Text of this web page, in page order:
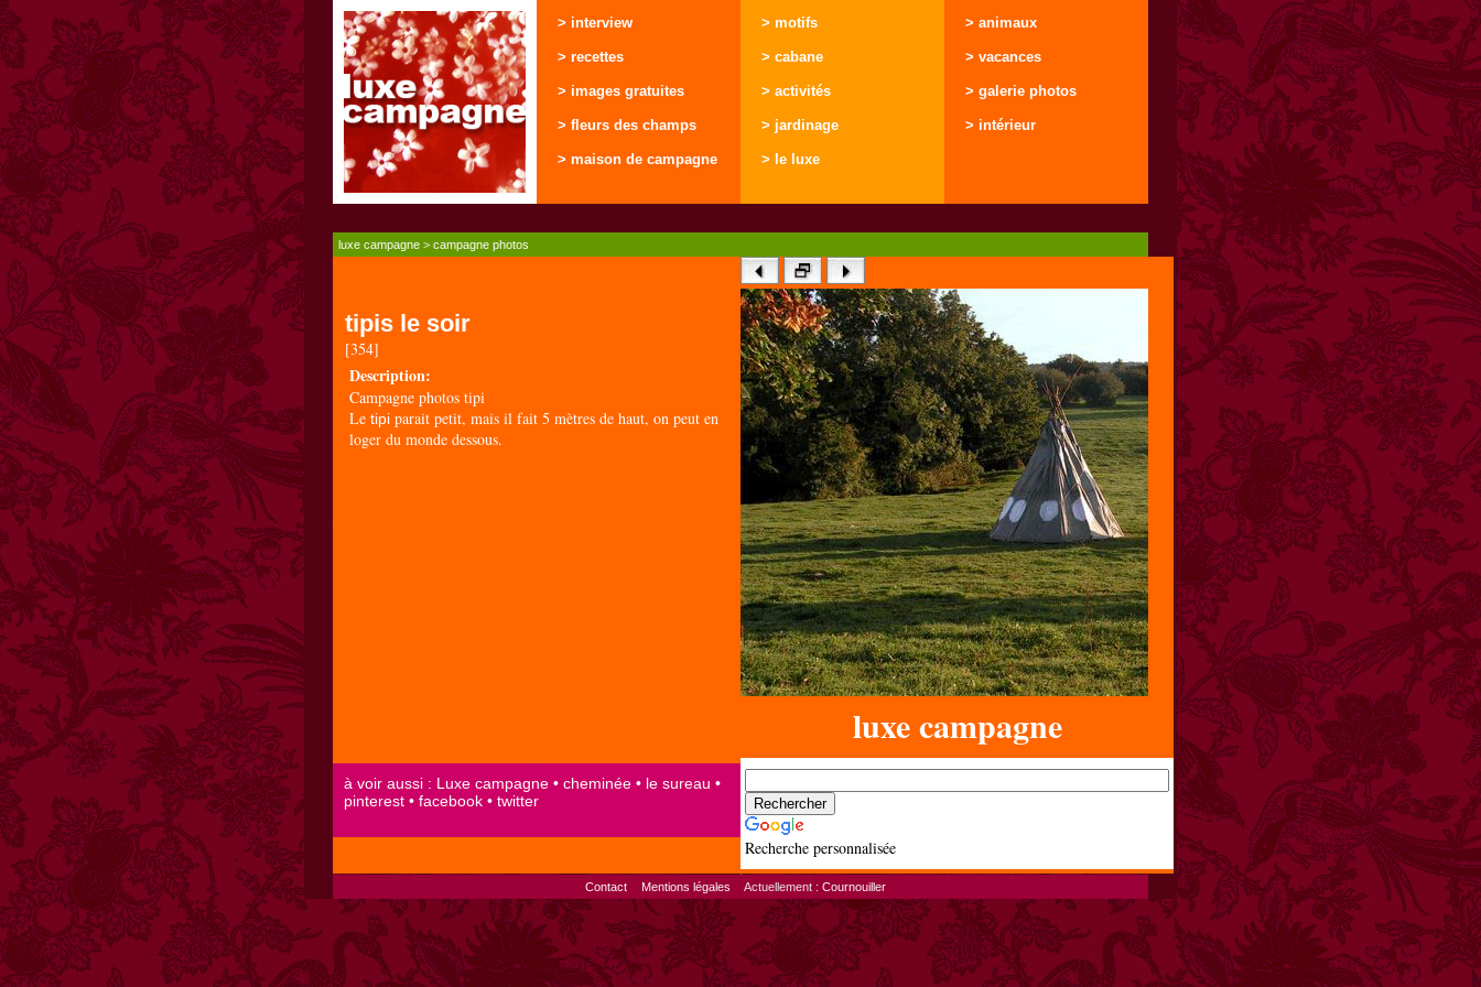
> interview
> recettes
> images gratuites
> fleurs des champs
> maison de campagne
> motifs
> cabane
> activités
> jardinage
> le luxe
> animaux
> vacances
> galerie photos
> intérieur
luxe campagne > campagne photos
tipis le soir
[354]
Description:
Campagne photos tipi
Le tipi parait petit, mais il fait 5 mètres de haut, on peut en
loger du monde dessous.
luxe campagne
Recherche personnalisée
Contact Mentions légales Actuellement : Cournouiller